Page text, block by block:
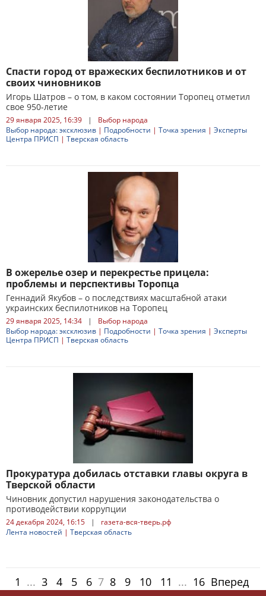
Спасти город от вражеских беспилотников и от
своих чиновников
Игорь Шатров – о том, в каком состоянии Торопец отметил
свое 950-летие
29 января 2025, 16:39 |
Выбор народа
Выбор народа: эксклюзив | Подробности | Точка зрения | Эксперты
Центра ПРИСП | Тверская область
В ожерелье озер и перекрестье прицела:
проблемы и перспективы Торопца
Геннадий Якубов – о последствиях масштабной атаки
украинских беспилотников на Торопец
29 января 2025, 14:34 |
Выбор народа
Выбор народа: эксклюзив | Подробности | Точка зрения | Эксперты
Центра ПРИСП | Тверская область
Прокуратура добилась отставки главы округа в
Тверской области
Чиновник допустил нарушения законодательства о
противодействии коррупции
24 декабря 2024, 16:15 |
газета-вся-тверь.рф
Лента новостей | Тверская область
1 ... 3 4 5 6 7 8 9 10 11 ... 16 Вперед